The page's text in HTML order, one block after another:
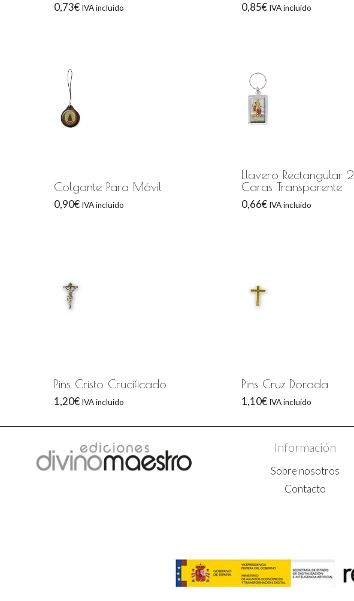
0,73€ IVA incluido 0,85€ IVA incluido
Colgante Para Móvil
0,90€ IVA incluido
Llavero Rectangular 2
Caras Transparente
0,66€ IVA incluido
Pins Cristo Crucificado
1,20€ IVA incluido
Pins Cruz Dorada
1,10€ IVA incluido
Información
Sobre nosotros
Contacto